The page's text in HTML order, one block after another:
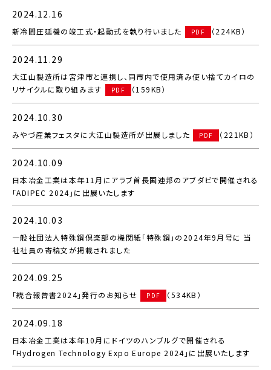
2024.12.16
新冷間圧延機の竣工式・起動式を執り行いました PDF （224KB）
2024.11.29
大江山製造所は宮津市と連携し、同市内で使用済み使い捨てカイロの
リサイクルに取り組みます
PDF （159KB）
2024.10.30
みやづ産業フェスタに大江山製造所が出展しました PDF （221KB）
2024.10.09
日本冶金工業は本年11月にアラブ首長国連邦のアブダビで開催される
「ADIPEC 2024」に出展いたします
2024.10.03
一般社団法人特殊鋼倶楽部の機関紙「特殊鋼」の2024年9月号に 当
社社員の寄稿文が掲載されました
2024.09.25
「統合報告書2024」発行のお知らせ PDF （534KB）
2024.09.18
日本冶金工業は本年10月にドイツのハンブルグで開催される
「Hydrogen Technology Expo Europe 2024」に出展いたします